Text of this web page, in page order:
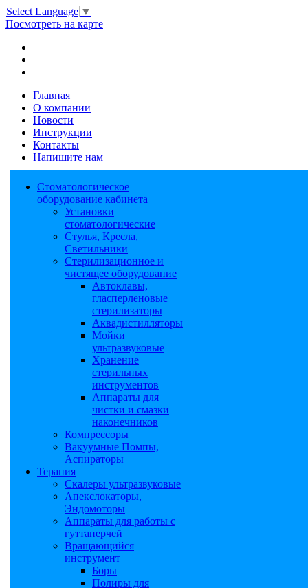
Select Language ▼
Посмотреть на карте
Главная
О компании
Новости
Инструкции
Контакты
Напишите нам
Стоматологическое
оборудование кабинета
Установки
стоматологические
Стулья, Кресла,
Светильники
Стерилизационное и
чистящее оборудование
Автоклавы,
гласперленовые
стерилизаторы
Аквадистилляторы
Мойки
ультразвуковые
Хранение
стерильных
инструментов
Аппараты для
чистки и смазки
наконечников
Компрессоры
Вакуумные Помпы,
Аспираторы
Терапия
Скалеры ультразвуковые
Апекслокаторы,
Эндомоторы
Аппараты для работы с
гуттаперчей
Вращающийся
инструмент
Боры
Полиры для